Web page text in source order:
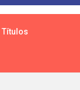
Títulos